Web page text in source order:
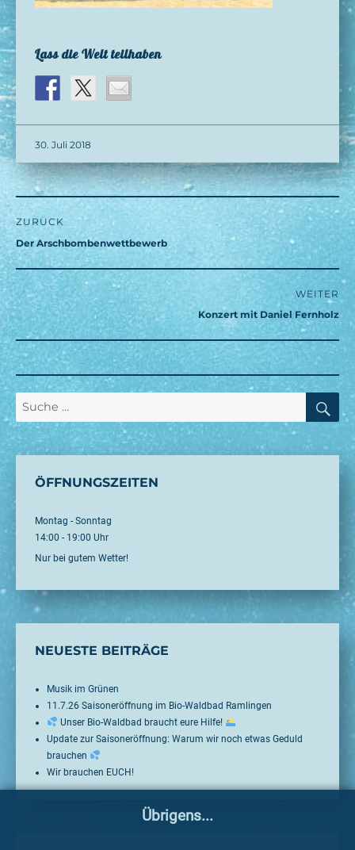
Übrigens...
Lass die Welt teilhaben
Veröffentlicht
30. Juli 2018
Beitragsnavigation
ZURÜCK
Vorheriger
Beitrag:
Der Arschbombenwettbewerb
WEITER
Nächster
Beitrag:
Konzert mit Daniel Fernholz
Suche
ÖFFNUNGSZEITEN
Montag - Sonntag
14:00 - 19:00 Uhr
Nur bei gutem Wetter!
NEUESTE BEITRÄGE
Musik im Grünen
11.7.26 Saisoneröffnung im Bio-Waldbad Ramlingen
Unser Bio-Waldbad braucht eure Hilfe!
Update zur Saisoneröffnung: Warum wir noch etwas Geduld
brauchen
Wir brauchen EUCH!